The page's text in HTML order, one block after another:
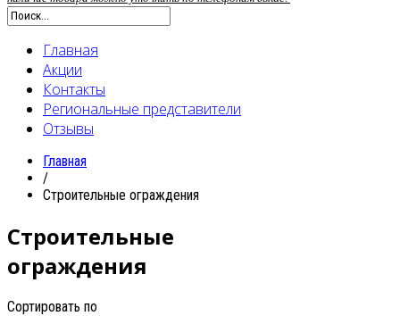
Главная
Акции
Контакты
Региональные представители
Отзывы
Главная
/
Строительные ограждения
Строительные
ограждения
Сортировать по